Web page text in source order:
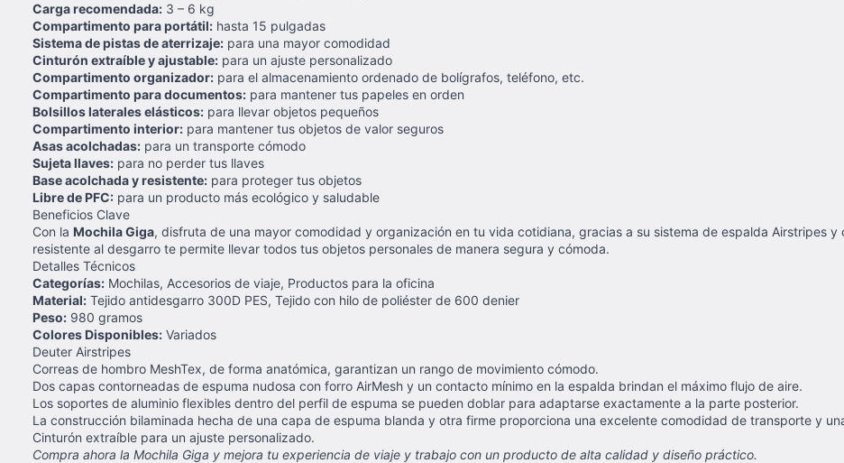
Carga recomendada: 3 – 6 kg
Compartimento para portátil: hasta 15 pulgadas
Sistema de pistas de aterrizaje: para una mayor comodidad
Cinturón extraíble y ajustable: para un ajuste personalizado
Compartimento organizador: para el almacenamiento ordenado de bolígrafos, teléfono, etc.
Compartimento para documentos: para mantener tus papeles en orden
Bolsillos laterales elásticos: para llevar objetos pequeños
Compartimento interior: para mantener tus objetos de valor seguros
Asas acolchadas: para un transporte cómodo
Sujeta llaves: para no perder tus llaves
Base acolchada y resistente: para proteger tus objetos
Libre de PFC: para un producto más ecológico y saludable
Beneficios Clave
Con la Mochila Giga, disfruta de una mayor comodidad y organización en tu vida cotidiana, gracias a su sistema de espalda Airstripes
resistente al desgarro te permite llevar todos tus objetos personales de manera segura y cómoda.
Detalles Técnicos
Categorías: Mochilas, Accesorios de viaje, Productos para la oficina
Material: Tejido antidesgarro 300D PES, Tejido con hilo de poliéster de 600 denier
Peso: 980 gramos
Colores Disponibles: Variados
Deuter Airstripes
Correas de hombro MeshTex, de forma anatómica, garantizan un rango de movimiento cómodo.
Dos capas contorneadas de espuma nudosa con forro AirMesh y un contacto mínimo en la espalda brindan el máximo flujo de aire.
Los soportes de aluminio flexibles dentro del perfil de espuma se pueden doblar para adaptarse exactamente a la parte posterior.
La construcción bilaminada hecha de una capa de espuma blanda y otra firme proporciona una excelente comodidad de transporte y
Cinturón extraíble para un ajuste personalizado.
Compra ahora la Mochila Giga y mejora tu experiencia de viaje y trabajo con un producto de alta calidad y diseño práctico.